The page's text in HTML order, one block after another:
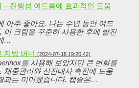
– 진행성 여드름에 효과적인 도움
아주 좋아요. 나는 수년 동안 여드
이 크림을 꾸준히 사용한 후에 발진
…
지방 버너 (2024-07-18 19:20:42)
를 사용해 보았지만 큰 변화를
체중관리와 신진대사 촉진에 도움
과는 미미했습니다. 캡슐은…